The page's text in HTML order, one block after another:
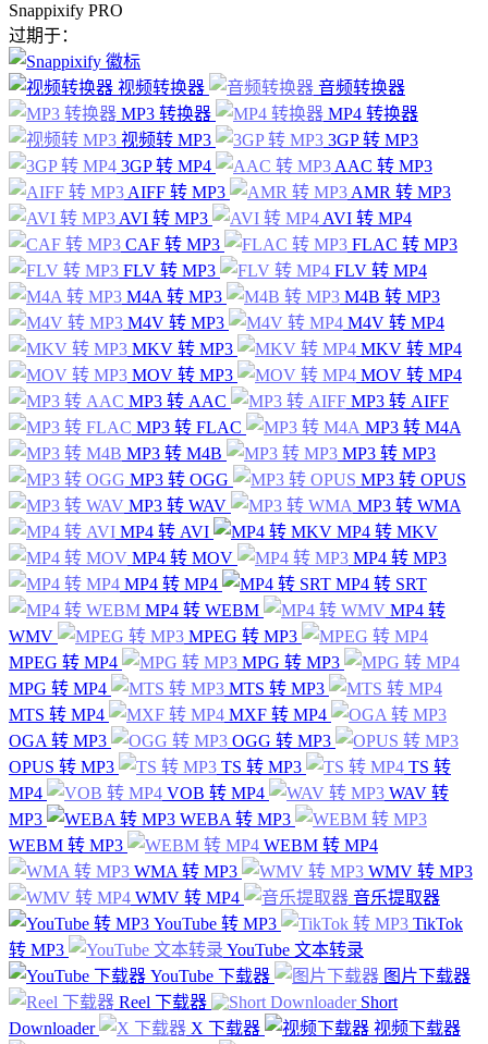
Snappixify PRO
过期于：
视频转换器
音频转换器
MP3 转换器
MP4 转换器
视频转 MP3
3GP 转 MP3
3GP 转 MP4
AAC 转 MP3
AIFF 转 MP3
AMR 转 MP3
AVI 转 MP3
AVI 转 MP4
CAF 转 MP3
FLAC 转 MP3
FLV 转 MP3
FLV 转 MP4
M4A 转 MP3
M4B 转 MP3
M4V 转 MP3
M4V 转 MP4
MKV 转 MP3
MKV 转 MP4
MOV 转 MP3
MOV 转 MP4
MP3 转 AAC
MP3 转 AIFF
MP3 转 FLAC
MP3 转 M4A
MP3 转 M4B
MP3 转 MP3
MP3 转 OGG
MP3 转 OPUS
MP3 转 WAV
MP3 转 WMA
MP4 转 AVI
MP4 转 MKV
MP4 转 MOV
MP4 转 MP3
MP4 转 MP4
MP4 转 SRT
MP4 转 WEBM
MP4 转
WMV
MPEG 转 MP3
MPEG 转 MP4
MPG 转 MP3
MPG 转 MP4
MTS 转 MP3
MTS 转 MP4
MXF 转 MP4
OGA 转 MP3
OGG 转 MP3
OPUS 转 MP3
TS 转 MP3
TS 转
MP4
VOB 转 MP4
WAV 转
MP3
WEBA 转 MP3
WEBM 转 MP3
WEBM 转 MP4
WMA 转 MP3
WMV 转 MP3
WMV 转 MP4
音乐提取器
YouTube 转 MP3
TikTok
转 MP3
YouTube 文本转录
YouTube 下载器
图片下载器
Reel 下载器
Short
Downloader
X 下载器
视频下载器